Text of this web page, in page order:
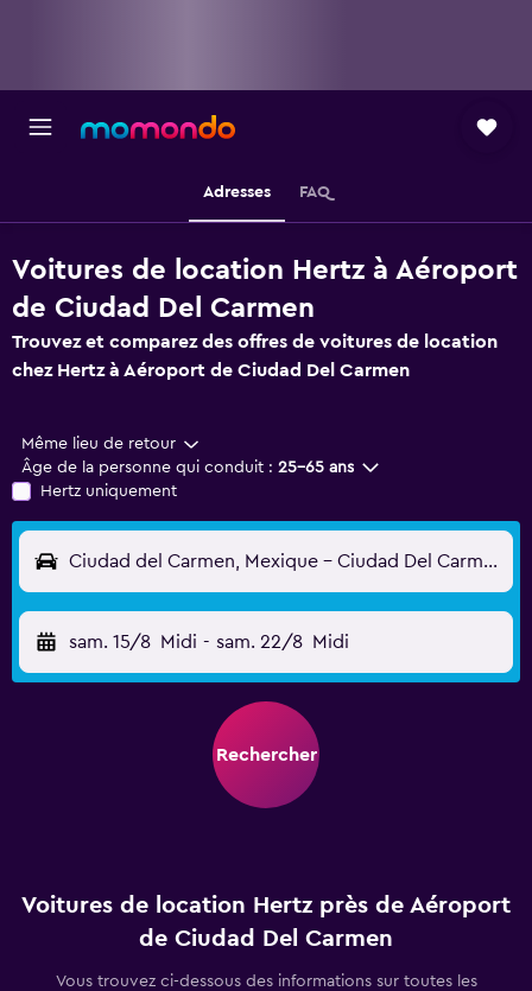
Adresses FAQ
Voitures de location Hertz à Aéroport
de Ciudad Del Carmen
Trouvez et comparez des offres de voitures de location
chez Hertz à Aéroport de Ciudad Del Carmen
Même lieu de retour
Âge de la personne qui conduit : 25-65 ans
Hertz uniquement
Ciudad del Carmen, Mexique - Ciudad Del Carmen (CME)
sam. 15/8 Midi - sam. 22/8 Midi
Rechercher
Voitures de location Hertz près de Aéroport
de Ciudad Del Carmen
Vous trouvez ci-dessous des informations sur toutes les